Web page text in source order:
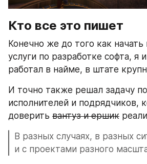
Кто все это пишет
Конечно же до того как
услуги по разработке софта, я
работал в найме, в штате
И точно также решал задачу
исполнителей и
доверить вантуз и ершик
В разных случаях, в разных
и с проектами разного